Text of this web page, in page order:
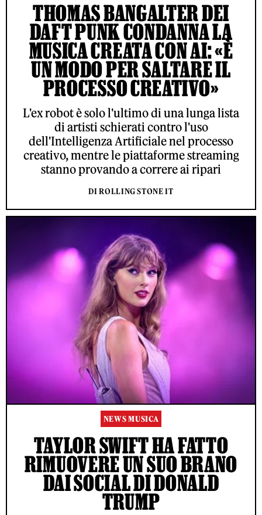
THOMAS BANGALTER DEI
DAFT PUNK CONDANNA LA
MUSICA CREATA CON AI: «È
UN MODO PER SALTARE IL
PROCESSO CREATIVO»
L'ex robot è solo l'ultimo di una lunga lista
di artisti schierati contro l'uso
dell'Intelligenza Artificiale nel processo
creativo, mentre le piattaforme streaming
stanno provando a correre ai ripari
DI ROLLING STONE IT
NEWS MUSICA
TAYLOR SWIFT HA FATTO
RIMUOVERE UN SUO BRANO
DAI SOCIAL DI DONALD
TRUMP